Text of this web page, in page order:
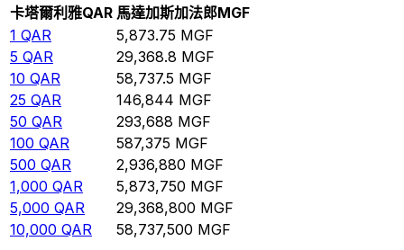
卡塔爾利雅QAR 馬達加斯加法郎MGF
1 QAR 5,873.75 MGF
5 QAR 29,368.8 MGF
10 QAR 58,737.5 MGF
25 QAR 146,844 MGF
50 QAR 293,688 MGF
100 QAR 587,375 MGF
500 QAR 2,936,880 MGF
1,000 QAR 5,873,750 MGF
5,000 QAR 29,368,800 MGF
10,000 QAR 58,737,500 MGF